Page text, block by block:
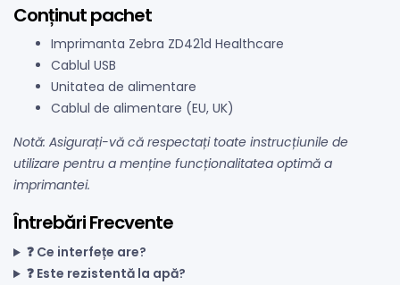
Conținut pachet
Imprimanta Zebra ZD421d Healthcare
Cablul USB
Unitatea de alimentare
Cablul de alimentare (EU, UK)
Notă: Asigurați-vă că respectați toate instrucțiunile de
utilizare pentru a menține funcționalitatea optimă a
imprimantei.
Întrebări Frecvente
❓ Ce interfețe are?
❓ Este rezistentă la apă?